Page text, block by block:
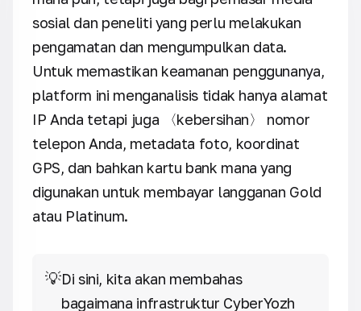
sosial dan peneliti yang perlu melakukan
pengamatan dan mengumpulkan data.
Untuk memastikan keamanan penggunanya,
platform ini menganalisis tidak hanya alamat
IP Anda tetapi juga 〈kebersihan〉 nomor
telepon Anda, metadata foto, koordinat
GPS, dan bahkan kartu bank mana yang
digunakan untuk membayar langganan Gold
atau Platinum.
💡Di sini, kita akan membahas
bagaimana infrastruktur CyberYozh